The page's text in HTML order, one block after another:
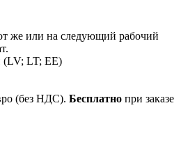
же или на следующий рабочий
(LV; LT; EE)
(без НДС). Бесплатно при заказе